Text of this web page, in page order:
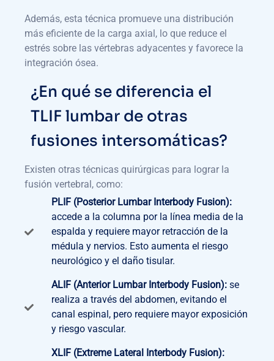
Además, esta técnica promueve una distribución
más eficiente de la carga axial, lo que reduce el
estrés sobre las vértebras adyacentes y favorece la
integración ósea.
¿En qué se diferencia el
TLIF lumbar de otras
fusiones intersomáticas?
Existen otras técnicas quirúrgicas para lograr la
fusión vertebral, como:
PLIF (Posterior Lumbar Interbody Fusion):
accede a la columna por la línea media de la
espalda y requiere mayor retracción de la
médula y nervios. Esto aumenta el riesgo
neurológico y el daño tisular.
ALIF (Anterior Lumbar Interbody Fusion):se
realiza a través del abdomen, evitando el
canal espinal, pero requiere mayor exposición
y riesgo vascular.
XLIF (Extreme Lateral Interbody Fusion):